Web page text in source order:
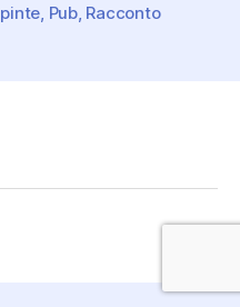
pinte Pub, Racconto